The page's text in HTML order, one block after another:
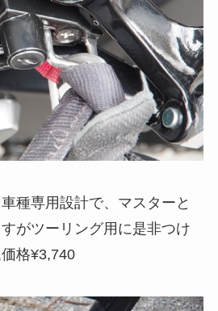
種専用設計で、マスターと
がツーリング用に是非つけ
格¥3,740